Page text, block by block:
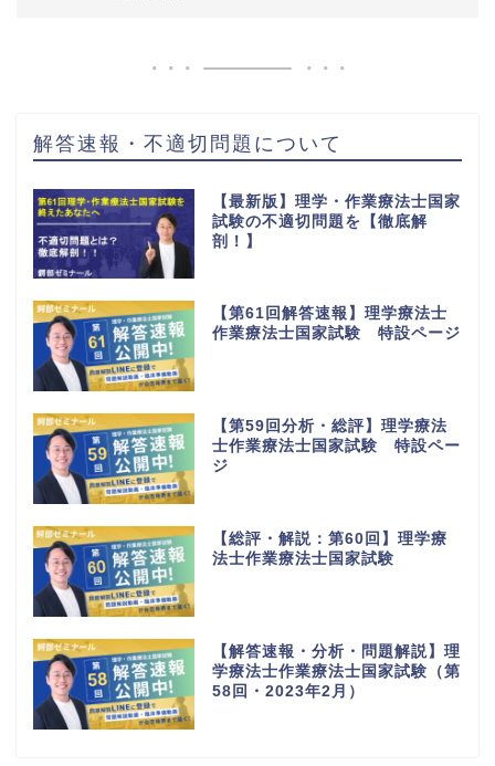
解答速報・不適切問題について
【最新版】理学・作業療法士国家
試験の不適切問題を【徹底解
剖！】
【第61回解答速報】理学療法士
作業療法士国家試験 特設ページ
【第59回分析・総評】理学療法
士作業療法士国家試験 特設ペー
ジ
【総評・解説：第60回】理学療
法士作業療法士国家試験
【解答速報・分析・問題解説】理
学療法士作業療法士国家試験（第
58回・2023年2月）